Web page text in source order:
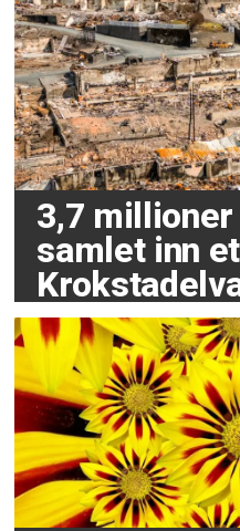
3,7
samlet inn